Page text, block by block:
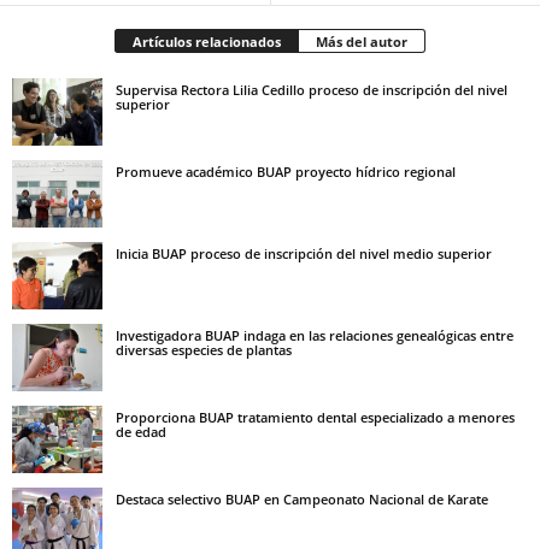
Artículos relacionados Más del autor
Supervisa Rectora Lilia Cedillo proceso de inscripción del nivel
superior
Promueve académico BUAP proyecto hídrico regional
Inicia BUAP proceso de inscripción del nivel medio superior
Investigadora BUAP indaga en las relaciones genealógicas entre
diversas especies de plantas
Proporciona BUAP tratamiento dental especializado a menores
de edad
Destaca selectivo BUAP en Campeonato Nacional de Karate